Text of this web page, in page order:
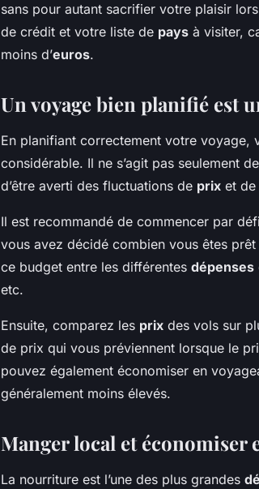
sans pour autant sacrifier votre plaisir
de crédit et votre liste de pays à visiter,
moins d’euros.
Un voyage bien planifié est
En planifiant correctement votre voyage,
considérable. Il ne s’agit pas seulement
d’être averti des fluctuations de prix et
Il est recommandé de commencer par
vous avez décidé combien vous êtes
ce budget entre les différentes dépenses
etc.
Ensuite, comparez les prix des vols sur
de prix qui vous préviennent lorsque le
pouvez également économiser en
généralement moins élevés.
Manger local et économiser
La nourriture est l’une des plus grandes